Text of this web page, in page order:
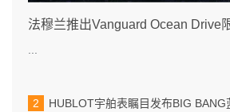
法穆兰推出Vanguard Ocean Drive
...
HUBLOT宇舶表瞩目发布BIG BANG